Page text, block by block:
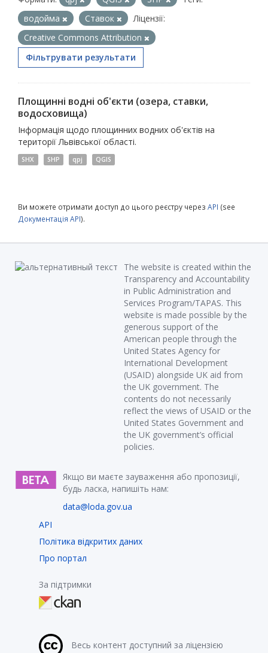
водойма
Ставок
Ліцензії:
Creative Commons Attribution
Фільтрувати результати
Площинні водні об'єкти (озера, ставки,
водосховища)
Інформація щодо площинних водних об'єктів на
території Львівської області.
SHX SHP qpj QGIS
Ви можете отримати доступ до цього реєстру через API (see
Документація API).
The website is created within the
Transparency and Accountability
in Public Administration and
Services Program/TAPAS. This
website is made possible by the
generous support of the
American people through the
United States Agency for
International Development
(USAID) alongside UK aid from
the UK government. The
contents do not necessarily
reflect the views of USAID or the
United States Government and
the UK government’s official
policies.
Якщо ви маєте зауваження або пропозиції,
будь ласка, напишіть нам:
data@loda.gov.ua
API
Політика відкритих даних
Про портал
За підтримки
Весь контент доступний за ліцензією